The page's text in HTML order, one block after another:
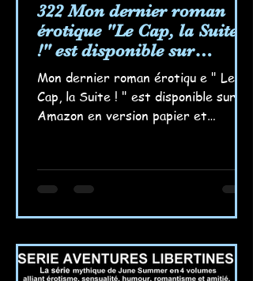
322 Mon dernier roman
érotique "Le Cap, la Suite
!" est disponible sur
Amazon !
Mon dernier roman érotiqu e " Le
Cap, la Suite ! " est disponible sur
Amazon en version papier et